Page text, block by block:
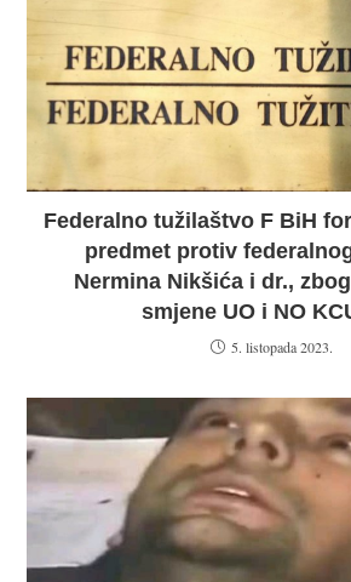
Federalno tužilaštvo F BiH
predmet protiv
Nermina Nikšića i dr.,
smjene UO i NO
5. listopada 2023.